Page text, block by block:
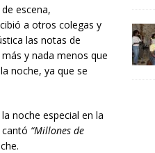
escena,
a otros colegas y
las notas de
y nada menos que
noche, ya que se
noche especial en la
“Millones de